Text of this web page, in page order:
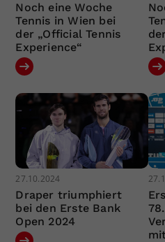
Noch eine Woche
Tennis in Wien bei
der „Official Tennis
Experience“
27.10.2024
Draper triumphiert
bei den Erste Bank
Open 2024